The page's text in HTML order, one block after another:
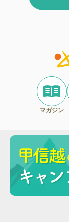
マガジン